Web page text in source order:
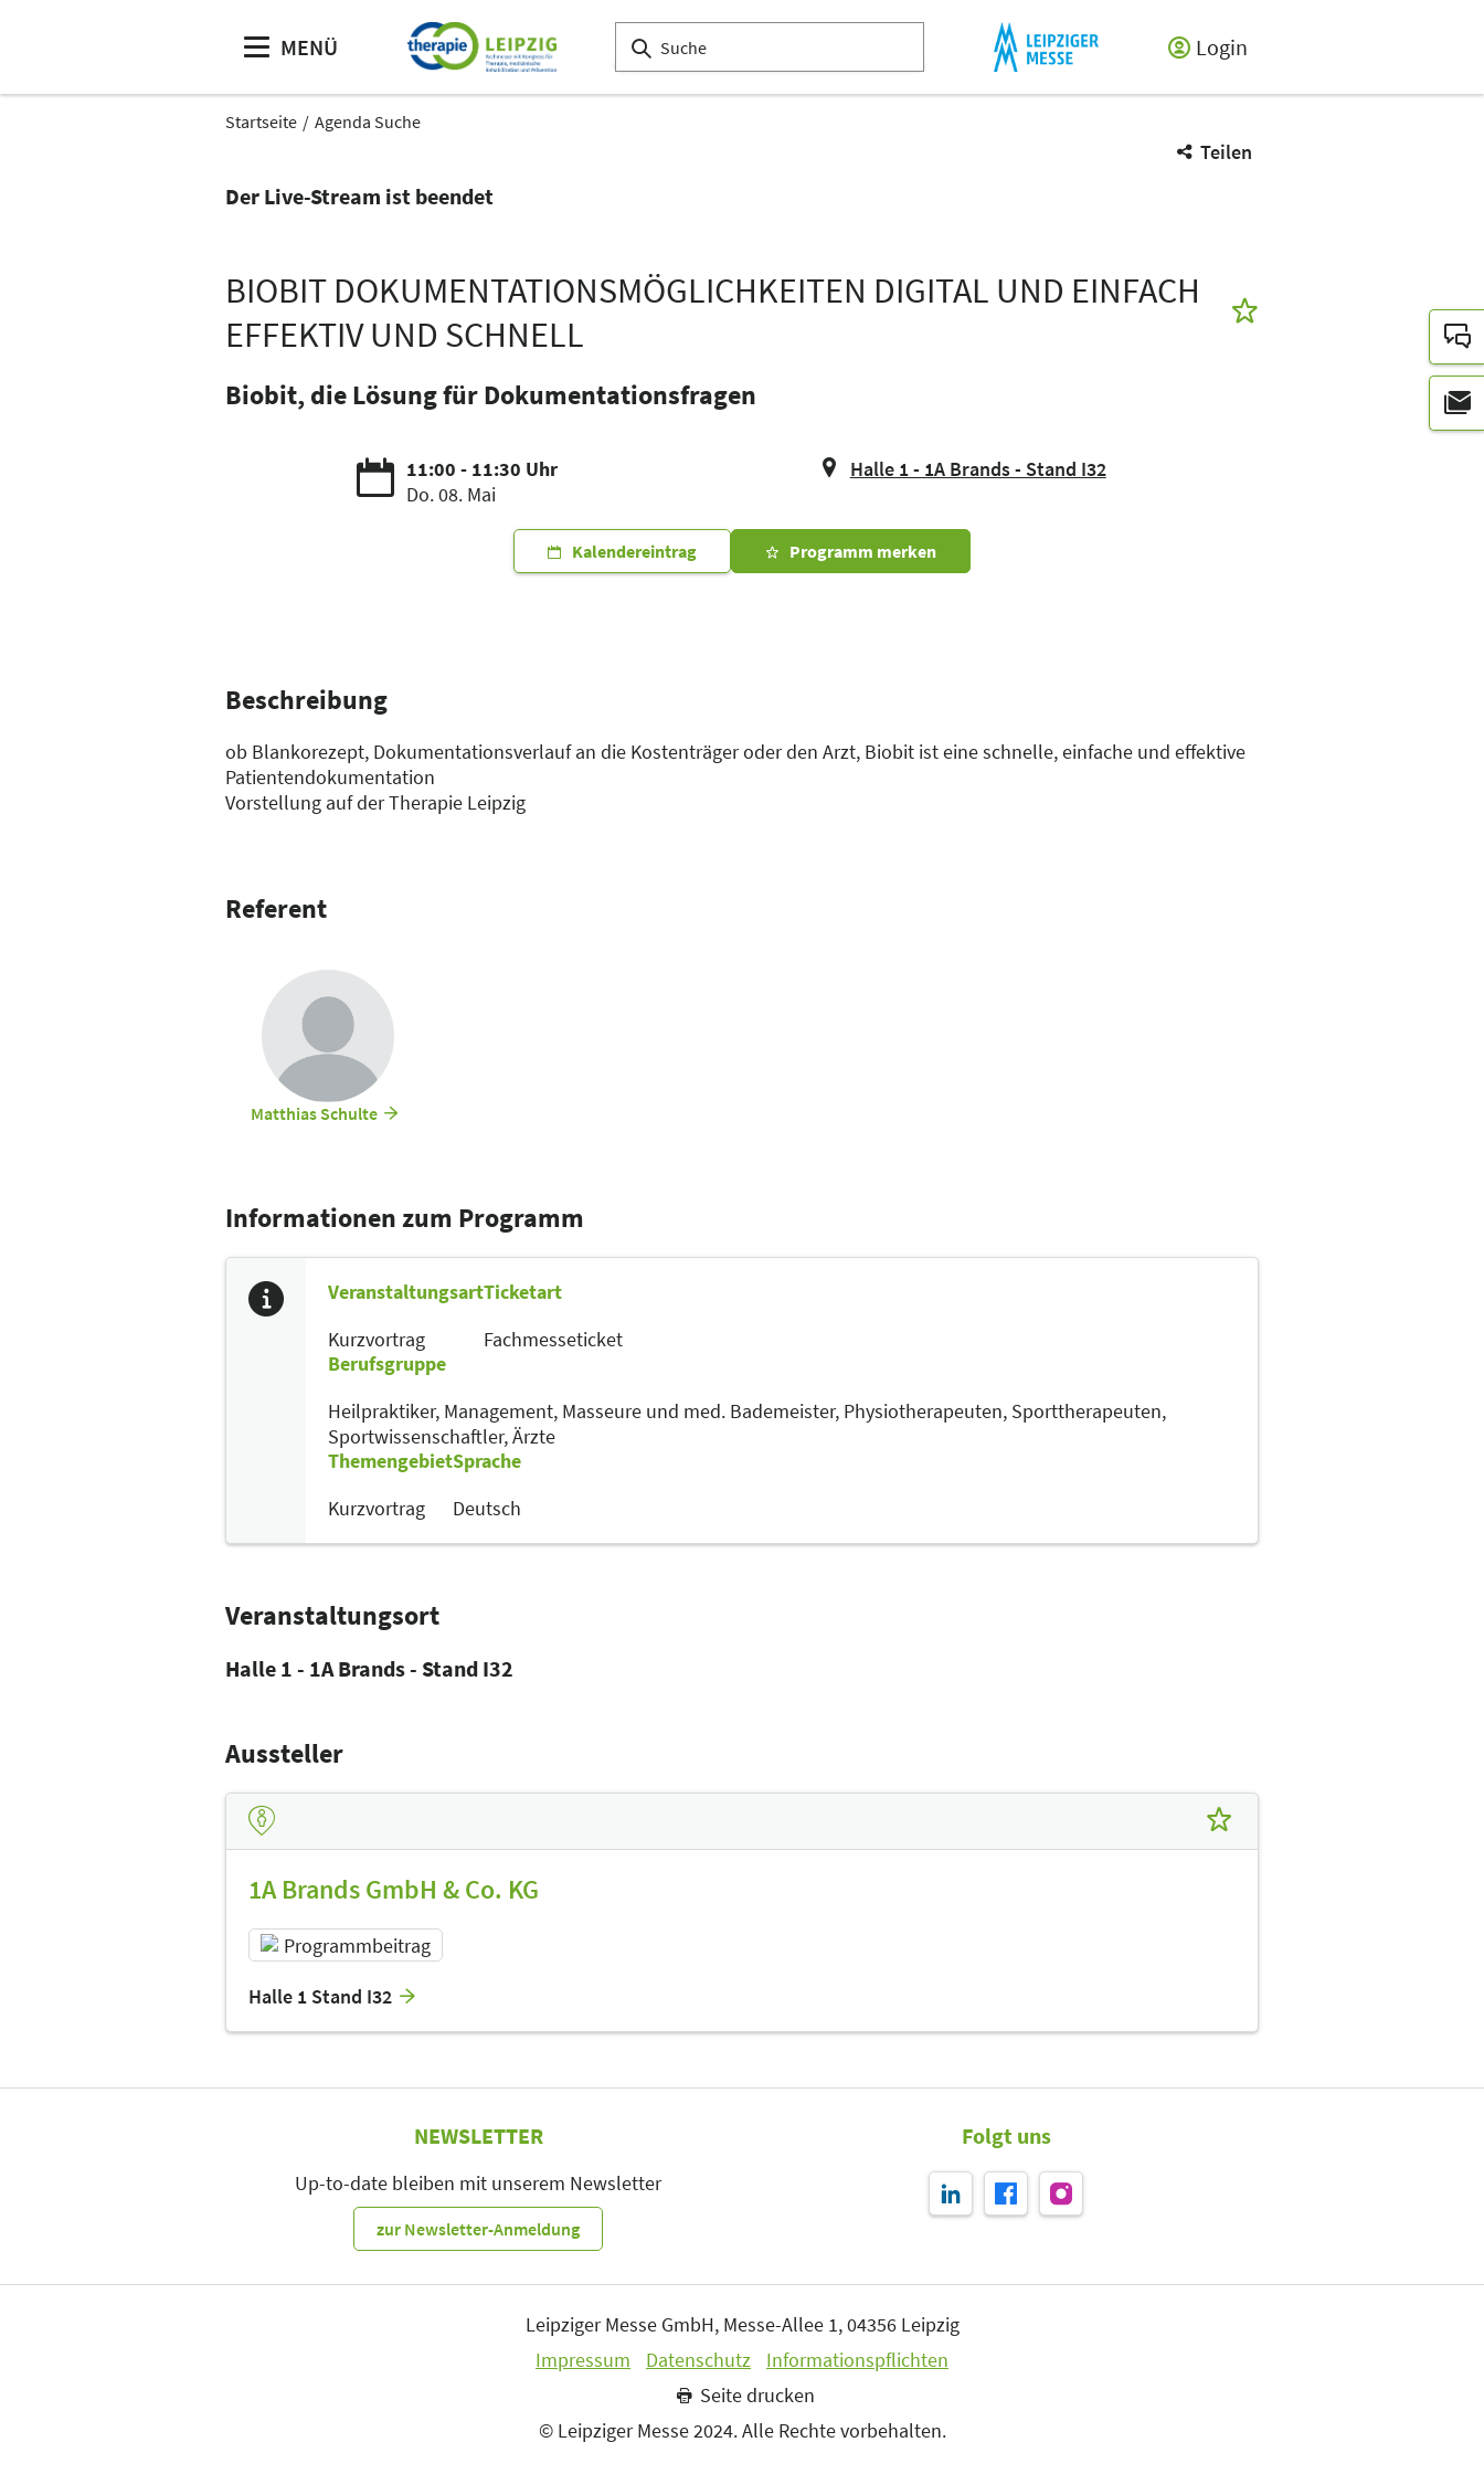
MENÜ Login
Startseite Agenda Suche
Teilen
Der Live-Stream ist beendet
BIOBIT DOKUMENTATIONSMÖGLICHKEITEN DIGITAL UND EINFACH
EFFEKTIV UND SCHNELL
Biobit, die Lösung für Dokumentationsfragen
11:00 - 11:30 Uhr
Do. 08. Mai
Halle 1 - 1A Brands - Stand I32
Kalendereintrag Programm merken
Beschreibung
ob Blankorezept, Dokumentationsverlauf an die Kostenträger oder den Arzt, Biobit ist eine schnelle, einfache und effektive
Patientendokumentation
Vorstellung auf der Therapie Leipzig
Referent
Matthias Schulte
Informationen zum Programm
Veranstaltungsart
Kurzvortrag
Ticketart
Fachmesseticket
Berufsgruppe
Heilpraktiker, Management, Masseure und med. Bademeister, Physiotherapeuten, Sporttherapeuten,
Sportwissenschaftler,Ärzte
Themengebiet
Kurzvortrag
Sprache
Deutsch
Veranstaltungsort
Halle 1 - 1A Brands - Stand I32
Aussteller
1A Brands GmbH & Co. KG
Programmbeitrag
Halle 1 Stand I32
NEWSLETTER
Up-to-date bleiben mit unserem Newsletter
zur Newsletter-Anmeldung
Folgt uns
Leipziger Messe GmbH, Messe-Allee 1, 04356 Leipzig
Impressum
Datenschutz
Informationspflichten
Seite drucken
© Leipziger Messe 2024. Alle Rechte vorbehalten.